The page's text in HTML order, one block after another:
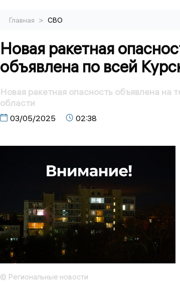
Главная > СВО
Новая ракетная
объявлена по всей
Новая ракетная опасность объявлена на
области
03/05/2025 02:38
© Региональные новости